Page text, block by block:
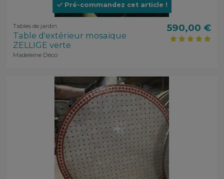
Pré-commandez cet article !
Tables de jardin
Table d'extérieur mosaïque
ZELLIGE verte
Madeleine Déco
590,00 €